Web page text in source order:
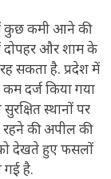
में कुछ कमी आने की
दोपहर और शाम के
सकता है. प्रदेश में
दर्ज किया गया
स्थानों पर
की अपील की
देखते हुए फसलों
गई है.